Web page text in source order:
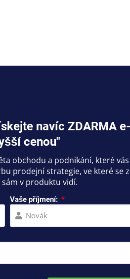
navíc ZDARMA
cenou"
obchodu a podnikání, které
prodejní strategie, ve které se
v produktu vidí.
Vaše příjmení: